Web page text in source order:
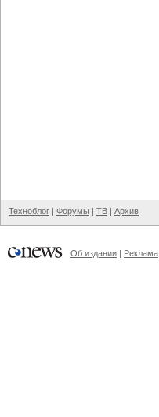
Техноблог | Форумы | ТВ | Архив
Об издании | Реклама